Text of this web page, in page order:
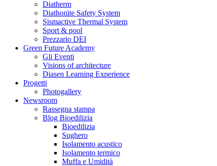
Diatherm
Diathonite Safety System
Sismactive Thermal System
Sport & pool
Prezzario DEI
Green Future Academy
Gli Eventi
Visions of architecture
Diasen Learning Experience
Progetti
Photogallery
Newsroom
Rassegna stampa
Blog Bioedilizia
Bioedilizia
Sughero
Isolamento acustico
Isolamento termico
Muffa e Umidità